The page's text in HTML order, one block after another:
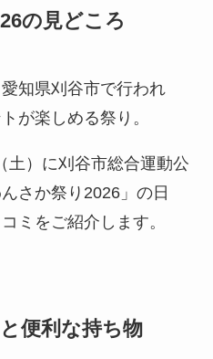
の見どころ
知県刈谷市で行われ
が楽しめる祭り。
土）に刈谷市総合運動公
さか祭り2026」の日
ミをご紹介します。
便利な持ち物